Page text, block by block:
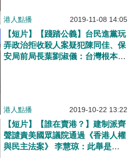
港人點播 2019-11-08 14:05
【短片】【踐踏公義】台民進黨玩
弄政治拒收殺人案疑犯陳同佳、保
安局前局長葉劉淑儀：台灣根本係
港人點播 2019-10-22 13:22
【短片】【誰在賣港？】建制派齊
聲譴責美國眾議院通過《香港人權
與民主法案》 李慧琼：此舉是政